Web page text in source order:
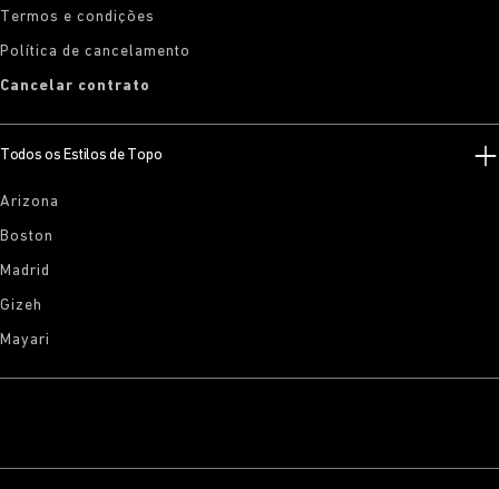
Termos e condições
Política de cancelamento
Cancelar contrato
Todos os Estilos de Topo
Arizona
Boston
Madrid
Gizeh
Mayari